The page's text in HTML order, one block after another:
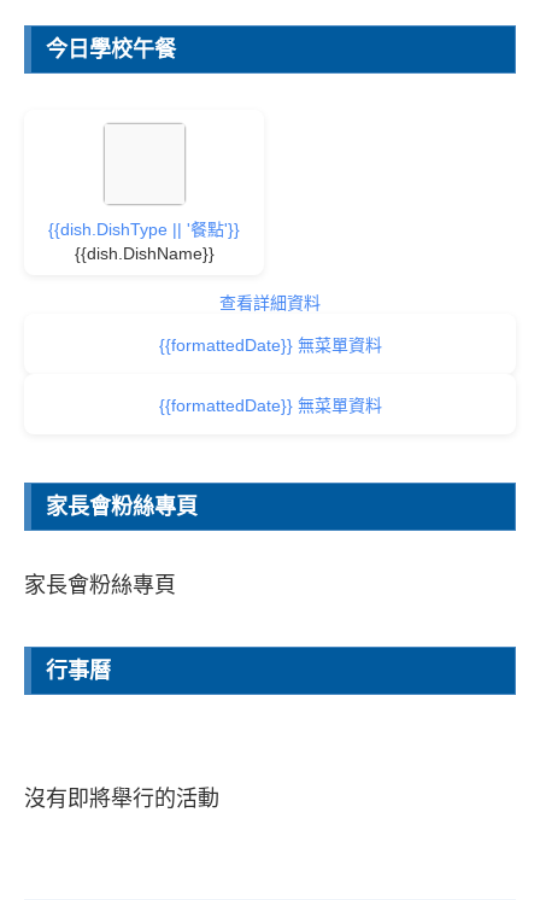
今日學校午餐
{{dish.DishType || '餐點'}}
{{dish.DishName}}
查看詳細資料
{{formattedDate}} 無菜單資料
{{formattedDate}} 無菜單資料
家長會粉絲專頁
家長會粉絲專頁
行事曆
沒有即將舉行的活動